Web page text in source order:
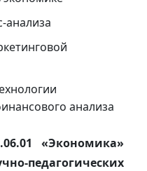
анализа
анализа
«Экономика»
педагогических